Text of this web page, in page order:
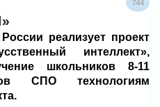
744
реализует проект
интеллект»,
школьников 8-11
СПО технологиям